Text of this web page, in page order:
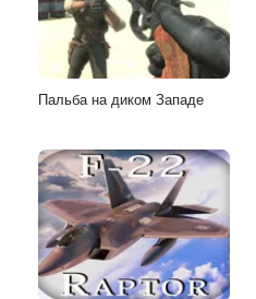
Пальба на диком Западе